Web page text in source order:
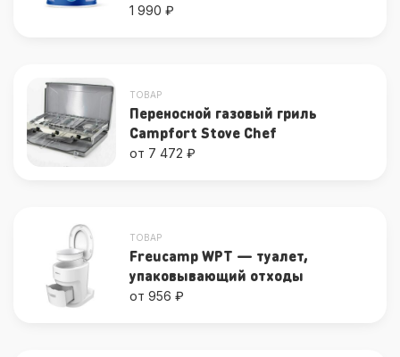
1 990 ₽
ТОВАР
Переносной газовый гриль
Campfort Stove Chef
от 7 472 ₽
ТОВАР
Freucamp WPT — туалет,
упаковывающий отходы
от 956 ₽